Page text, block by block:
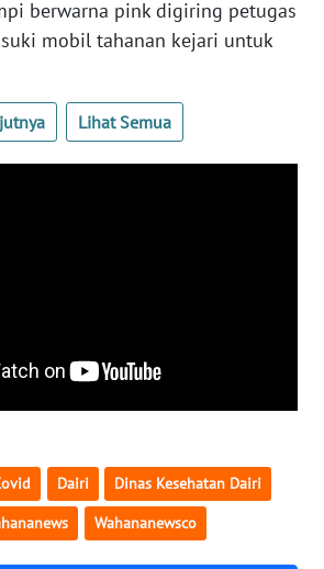
berwarna pink digiring petugas
mobil tahanan kejari untuk
Lihat Semua
Dairi Dinas Kesehatan Dairi
Wahananewsco